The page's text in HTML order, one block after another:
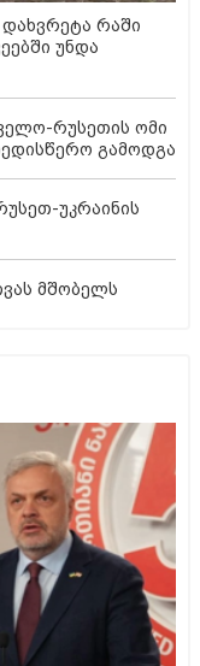
რაში
უნდა
რუსეთის ომი
გამოდგა
უკრაინის
მშობელს